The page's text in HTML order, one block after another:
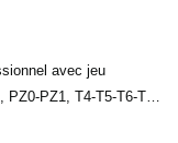
avec jeu
PZ0-PZ1, T4-T5-T6-T7,